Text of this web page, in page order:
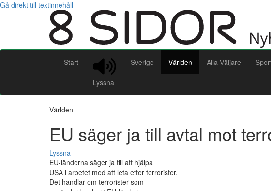
Gå direkt till textinnehåll
Start
Lyssna
Sverige Världen Alla Väljare
Världen
EU säger ja till avtal mot
Lyssna
EU-länderna säger ja till att hjälpa
USA i arbetet med att leta efter terrorister.
Det handlar om terrorister som